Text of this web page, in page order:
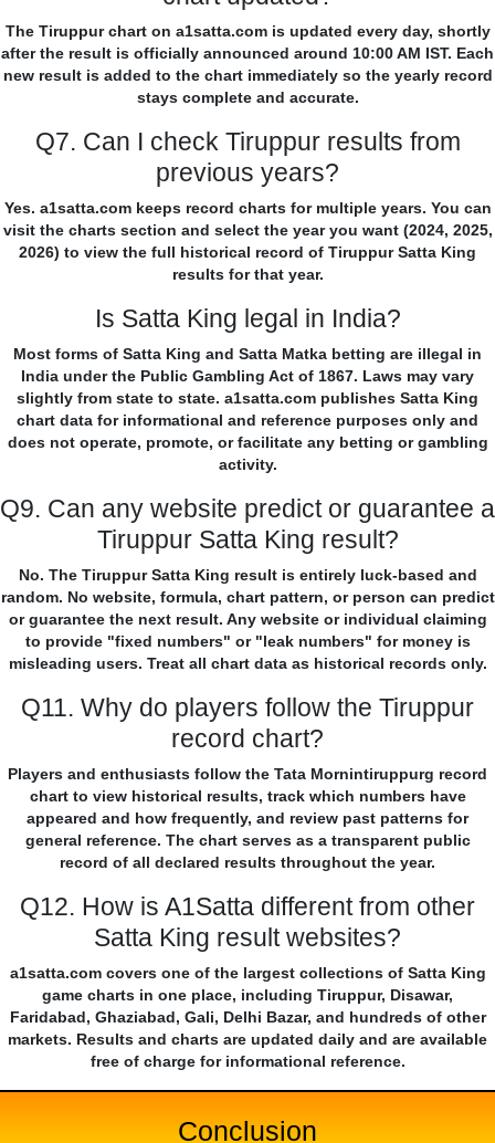
The Tiruppur chart on a1satta.com is updated every day, shortly
after the result is officially announced around 10:00 AM IST. Each
new result is added to the chart immediately so the yearly record
stays complete and accurate.
Q7. Can I check Tiruppur results from
previous years?
Yes. a1satta.com keeps record charts for multiple years. You can
visit the charts section and select the year you want (2024, 2025,
2026) to view the full historical record of Tiruppur Satta King
results for that year.
Is Satta King legal in India?
Most forms of Satta King and Satta Matka betting are illegal in
India under the Public Gambling Act of 1867. Laws may vary
slightly from state to state. a1satta.com publishes Satta King
chart data for informational and reference purposes only and
does not operate, promote, or facilitate any betting or gambling
activity.
Q9. Can any website predict or guarantee a
Tiruppur Satta King result?
No. The Tiruppur Satta King result is entirely luck-based and
random. No website, formula, chart pattern, or person can predict
or guarantee the next result. Any website or individual claiming
to provide "fixed numbers" or "leak numbers" for money is
misleading users. Treat all chart data as historical records only.
Q11. Why do players follow the Tiruppur
record chart?
Players and enthusiasts follow the Tata Mornintiruppurg record
chart to view historical results, track which numbers have
appeared and how frequently, and review past patterns for
general reference. The chart serves as a transparent public
record of all declared results throughout the year.
Q12. How is A1Satta different from other
Satta King result websites?
a1satta.com covers one of the largest collections of Satta King
game charts in one place, including Tiruppur, Disawar,
Faridabad, Ghaziabad, Gali, Delhi Bazar, and hundreds of other
markets. Results and charts are updated daily and are available
free of charge for informational reference.
Conclusion